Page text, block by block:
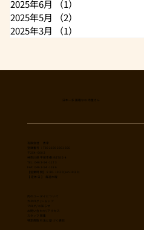
2025年6月
（1）
2025年5月
（2）
2025年3月
（1）
日本一多国籍なお肉屋さん
​有限会社 秀幸
登録番号：T8021002061566
神奈川県平塚市横内3785-4
FAX: 0463-54-1186
【 定休日 】 毎週木曜
肉のユーダイについて
​お問い合わせ/アクセス